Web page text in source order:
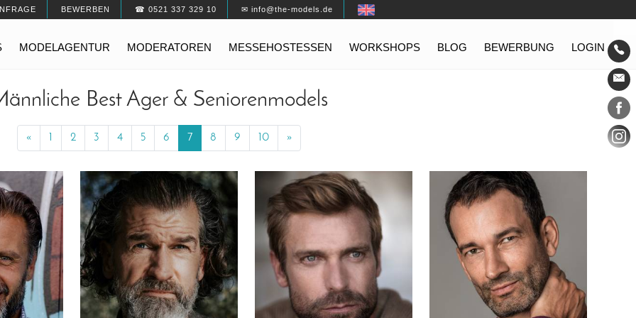
BEWERBEN ☎ 0521 337 329 10 ✉ info@the-models.de
MODELAGENTUR MODERATOREN MESSEHOSTESSEN WORKSHOPS BLOG BEWERBUNG LOGIN
Best Ager & Seniorenmodels
« 2 3 4 5 6 7 8 9 10 »